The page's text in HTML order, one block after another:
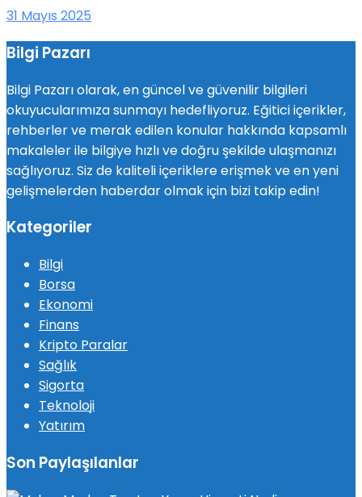
31 Mayıs 2025
Bilgi Pazarı
Bilgi Pazarı olarak, en güncel ve güvenilir bilgileri
okuyucularımıza sunmayı hedefliyoruz. Eğitici içerikler,
rehberler ve merak edilen konular hakkında kapsamlı
makaleler ile bilgiye hızlı ve doğru şekilde ulaşmanızı
sağlıyoruz. Siz de kaliteli içeriklere erişmek ve en yeni
gelişmelerden haberdar olmak için bizi takip edin!
Kategoriler
Bilgi
Borsa
Ekonomi
Finans
Kripto Paralar
Sağlık
Sigorta
Teknoloji
Yatırım
Son Paylaşılanlar